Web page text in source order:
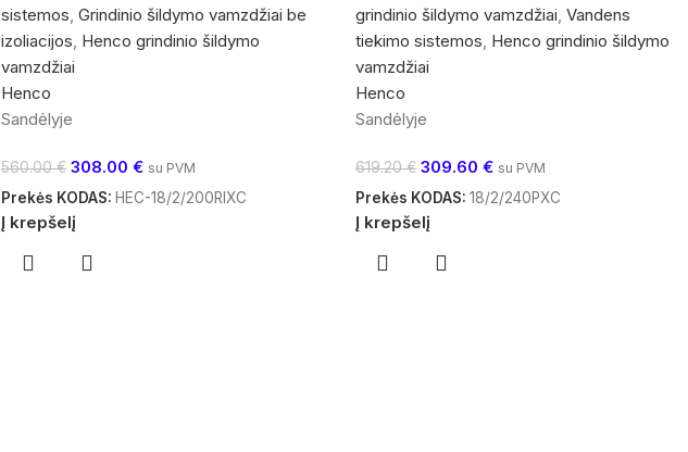
sistemos, Grindinio šildymo vamzdžiai be
izoliacijos, Henco grindinio šildymo
vamzdžiai
Henco
Sandėlyje
560.00€ 308.00 € su PVM
Prekės KODAS: HEC-18/2/200RIXC
Į krepšelį
grindinio šildymo vamzdžiai, Vandens
tiekimo sistemos, Henco grindinio šildymo
vamzdžiai
Henco
Sandėlyje
619.20€ 309.60 € su PVM
Prekės KODAS: 18/2/240PXC
Į krepšelį